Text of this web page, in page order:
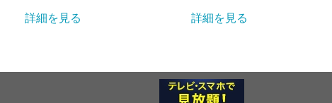
詳細を見る 詳細を見る